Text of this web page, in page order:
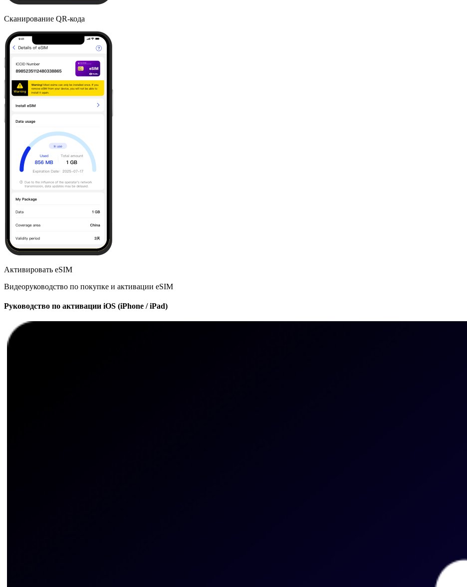
Сканирование QR-кода
Активировать eSIM
Видеоруководство по покупке и активации eSIM
Руководство по активации iOS (iPhone / iPad)